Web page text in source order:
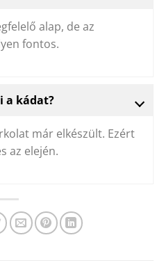
alap, de az
fontos.
a kádat?
már elkészült. Ezért
az elején.